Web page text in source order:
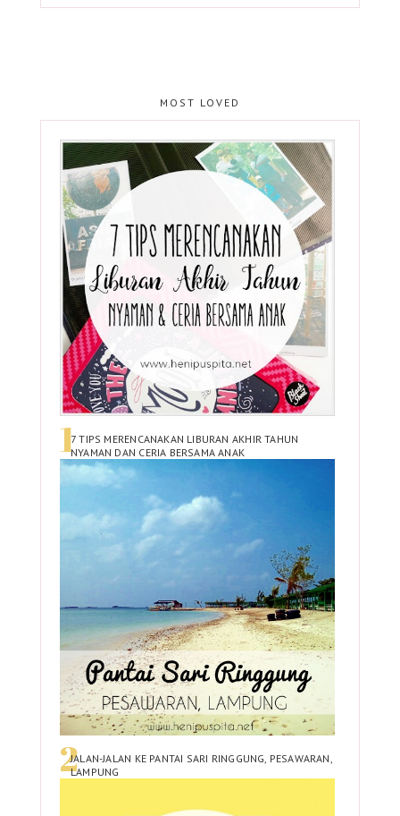
MOST LOVED
7 TIPS MERENCANAKAN LIBURAN AKHIR TAHUN
NYAMAN DAN CERIA BERSAMA ANAK
JALAN-JALAN KE PANTAI SARI RINGGUNG, PESAWARAN,
LAMPUNG